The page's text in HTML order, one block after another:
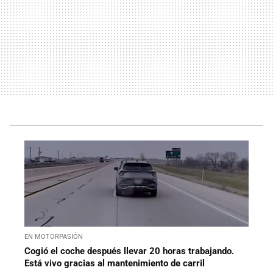
EN MOTORPASIÓN
Cogió el coche después llevar 20 horas trabajando.
Está vivo gracias al mantenimiento de carril